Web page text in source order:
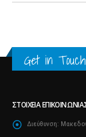
Get in
ΣΤΟΙΧΕΊΑ
Διεύθυνση: